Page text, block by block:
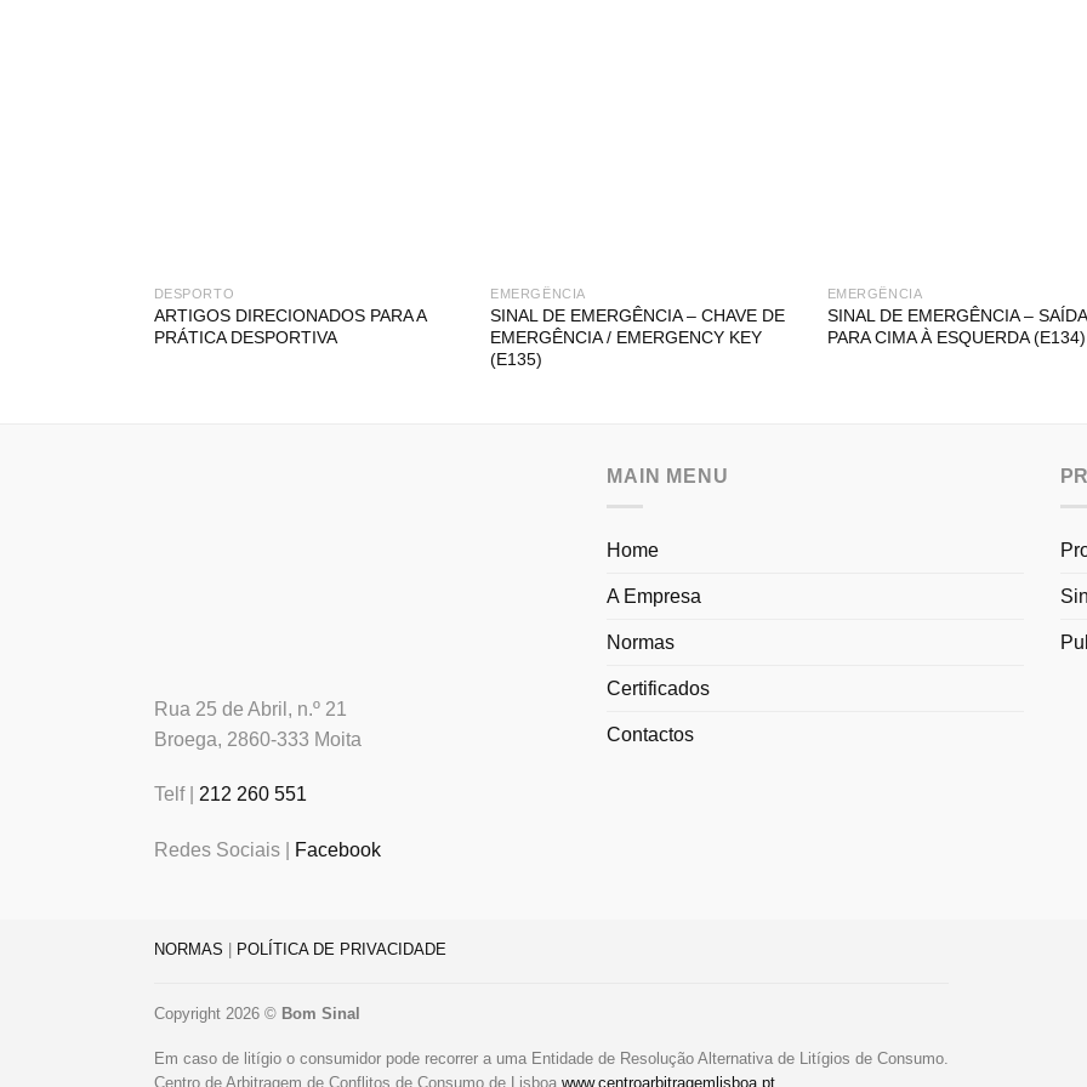
DESPORTO
ARTIGOS DIRECIONADOS PARA A
PRÁTICA DESPORTIVA
EMERGÊNCIA
SINAL DE EMERGÊNCIA – CHAVE DE
EMERGÊNCIA / EMERGENCY KEY
(E135)
EMERGÊNCIA
SINAL DE EMERGÊNCIA –
PARA CIMA À ESQUERDA (E134)
Rua 25 de Abril, n.º 21
Broega, 2860-333 Moita
Telf | 212 260 551
Redes Sociais | Facebook
MAIN MENU
Home
A Empresa
Normas
Certificados
Contactos
NORMAS POLÍTICA DE PRIVACIDADE
Copyright 2026 © Bom Sinal
Em caso de litígio o consumidor pode recorrer a uma Entidade de Resolução Alternativa de Litígios de Consumo.
Centro de Arbitragem de Conflitos de Consumo de Lisboa www.centroarbitragemlisboa.pt